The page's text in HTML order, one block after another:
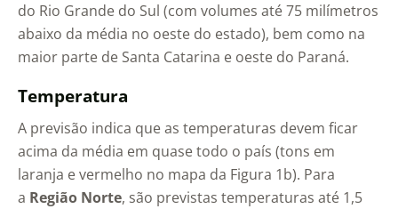
do Rio Grande do Sul (com volumes até 75 milímetros
abaixo da média no oeste do estado), bem como na
maior parte de Santa Catarina e oeste do Paraná.
Temperatura
A previsão indica que as temperaturas devem ficar
acima da média em quase todo o país (tons em
laranja e vermelho no mapa da Figura 1b). Para
a Região Norte, são previstas temperaturas até 1,5